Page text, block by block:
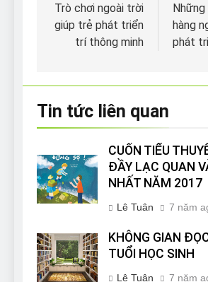
hướng
bài
Trò chơi ngoài trời
giúp trẻ phát triển
trí thông minh
hàng
phát
Tin tức liên quan
CUỐN TIỂU
ĐẦY LẠC QUAN
NHẤT NĂM 2017
Lê Tuân 7 năm
KHÔNG GIAN
TUỔI HỌC SINH
Lê Tuân 7 năm